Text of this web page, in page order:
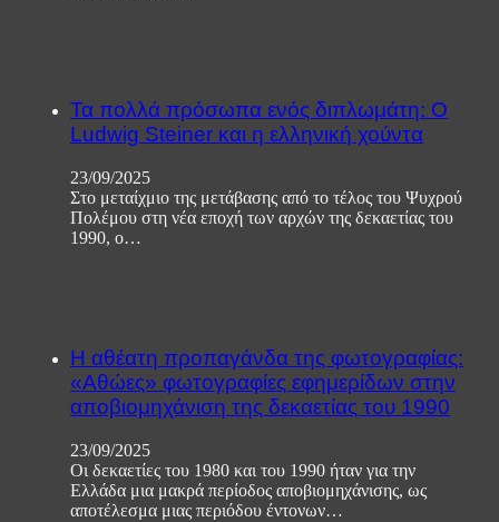
Τα πολλά πρόσωπα ενός διπλωμάτη: Ο
Ludwig Steiner και η ελληνική χούντα
23/09/2025
Στο μεταίχμιο της μετάβασης από το τέλος του Ψυχρού
Πολέμου στη νέα εποχή των αρχών της δεκαετίας του
1990, ο…
Η αθέατη προπαγάνδα της φωτογραφίας:
«Αθώες» φωτογραφίες εφημερίδων στην
αποβιομηχάνιση της δεκαετίας του 1990
23/09/2025
Οι δεκαετίες του 1980 και του 1990 ήταν για την
Ελλάδα μια μακρά περίοδος αποβιομηχάνισης, ως
αποτέλεσμα μιας περιόδου έντονων…